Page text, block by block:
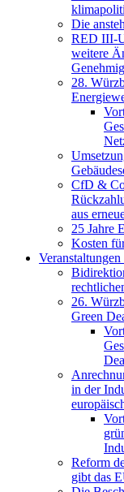
Die
RED III-
weitere
28.
CfD &
aus
25 Jahre
Kosten
26.
Green
in der
Reform
gibt das